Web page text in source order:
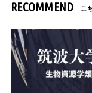
RECOMMEND